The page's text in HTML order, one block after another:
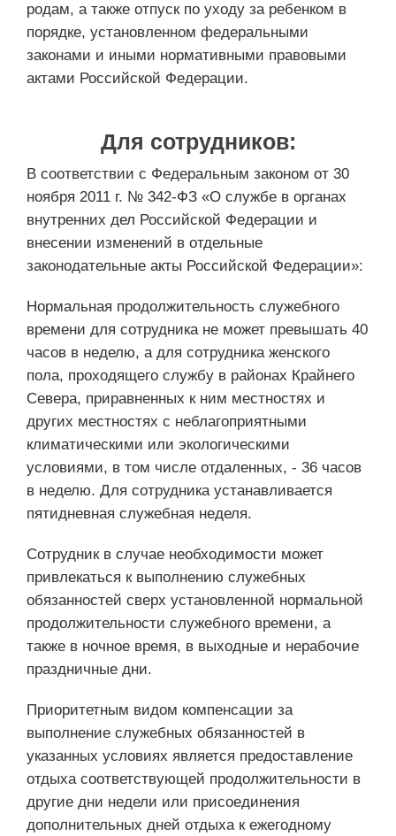
родам, а также отпуск по уходу за ребенком в
порядке, установленном федеральными
законами и иными нормативными правовыми
актами Российской Федерации.
Для сотрудников:
В соответствии с Федеральным законом от 30
ноября 2011 г. № 342-ФЗ «О службе в органах
внутренних дел Российской Федерации и
внесении изменений в отдельные
законодательные акты Российской Федерации»:
Нормальная продолжительность служебного
времени для сотрудника не может превышать 40
часов в неделю, а для сотрудника женского
пола, проходящего службу в районах Крайнего
Севера, приравненных к ним местностях и
других местностях с неблагоприятными
климатическими или экологическими
условиями, в том числе отдаленных, - 36 часов
в неделю. Для сотрудника устанавливается
пятидневная служебная неделя.
Сотрудник в случае необходимости может
привлекаться к выполнению служебных
обязанностей сверх установленной нормальной
продолжительности служебного времени, а
также в ночное время, в выходные и нерабочие
праздничные дни.
Приоритетным видом компенсации за
выполнение служебных обязанностей в
указанных условиях является предоставление
отдыха соответствующей продолжительности в
другие дни недели или присоединения
дополнительных дней отдыха к ежегодному